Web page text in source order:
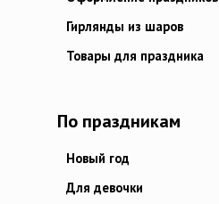
Гирлянды из шаров
Товары для праздника
По праздникам
Новый год
Для девочки